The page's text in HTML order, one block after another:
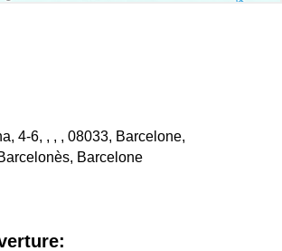
4-6, , , , 08033, Barcelone,
Barcelone